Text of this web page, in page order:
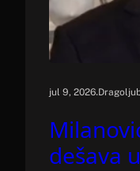
jul 9, 2026.
dešava